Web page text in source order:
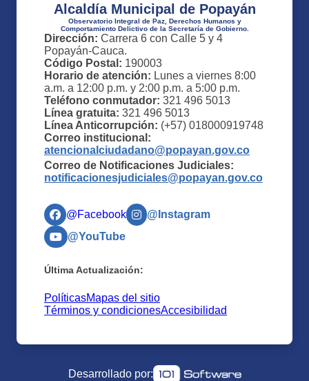
Alcaldía Municipal de Popayán
Observatorio Integral de Paz, Derechos Humanos y
Comportamiento Delictivo de la Secretaría de Gobierno.
Dirección: Carrera 6 con Calle 5 y 4
Popayán-Cauca.
Código Postal: 190003
Horario de atención: Lunes a viernes 8:00
a.m. a 12:00 p.m. y 2:00 p.m. a 5:00 p.m.
Teléfono conmutador: 321 496 5013
Línea gratuita: 321 496 5013
Línea Anticorrupción: (+57) 018000919748
Correo institucional:
atencionalciudadano@popayan.gov.co
Correo de Notificaciones Judiciales:
notificacionesjudiciales@popayan.gov.co
@Facebook
@Instagram
@YouTube
Última Actualización:
PolíticasMapas del sitio
Términos y condicionesAccesibilidad
Desarrollado por: